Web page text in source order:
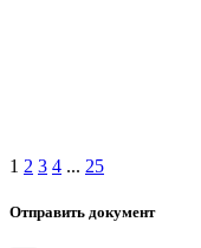
1 2 3 4 ... 25
Отправить документ